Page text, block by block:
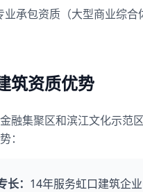
业承包资质（大型商业综合
筑资质优势
融集聚区和滨江文化示范
：
： 14年服务虹口建筑企